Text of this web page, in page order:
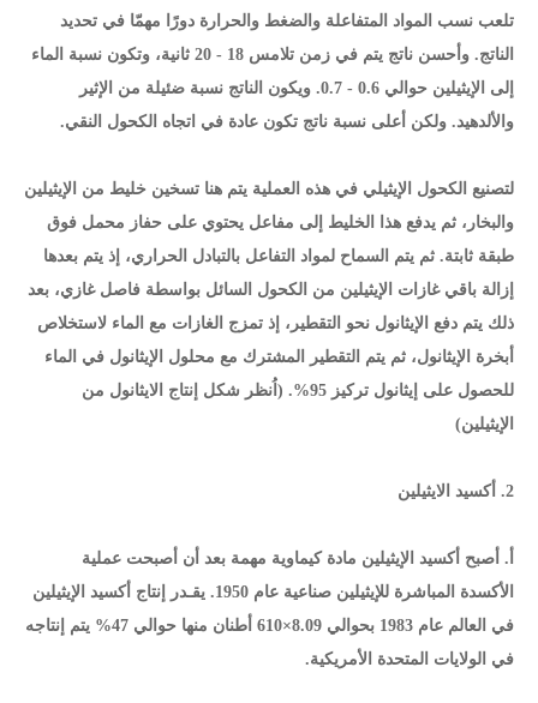
تلعب نسب المواد المتفاعلة والضغط والحرارة دورًا مهمّا في تحديد
الناتج. وأحسن ناتج يتم في زمن تلامس 18 - 20 ثانية، وتكون نسبة الماء
إلى الإيثيلين حوالي 0.6 - 0.7. ويكون الناتج نسبة ضئيلة من الإثير
والألدهيد. ولكن أعلى نسبة ناتج تكون عادة في اتجاه الكحول النقي.
لتصنيع الكحول الإيثيلي في هذه العملية يتم هنا تسخين خليط من الإيثيلين
والبخار، ثم يدفع هذا الخليط إلى مفاعل يحتوي على حفاز محمل فوق
طبقة ثابتة. ثم يتم السماح لمواد التفاعل بالتبادل الحراري، إذ يتم بعدها
إزالة باقي غازات الإيثيلين من الكحول السائل بواسطة فاصل غازي، بعد
ذلك يتم دفع الإيثانول نحو التقطير، إذ تمزج الغازات مع الماء لاستخلاص
أبخرة الإيثانول، ثم يتم التقطير المشترك مع محلول الإيثانول في الماء
للحصول على إيثانول تركيز 95%. (اُنظر شكل إنتاج الايثانول من
الإيثيلين)
2. أكسيد الايثيلين
أ. أصبح أكسيد الإيثيلين مادة كيماوية مهمة بعد أن أصبحت عملية
الأكسدة المباشرة للإيثيلين صناعية عام 1950. يقـدر إنتاج أكسيد الإيثيلين
في العالم عام 1983 بحوالي 8.09×610 أطنان منها حوالي 47% يتم إنتاجه
في الولايات المتحدة الأمريكية.